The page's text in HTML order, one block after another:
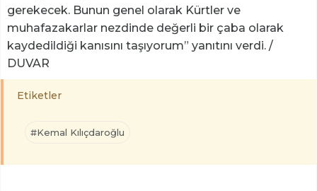
gerekecek. Bunun genel olarak Kürtler ve
muhafazakarlar nezdinde değerli bir çaba olarak
kaydedildiği kanısını taşıyorum” yanıtını verdi. /
DUVAR
Etiketler
#Kemal Kılıçdaroğlu